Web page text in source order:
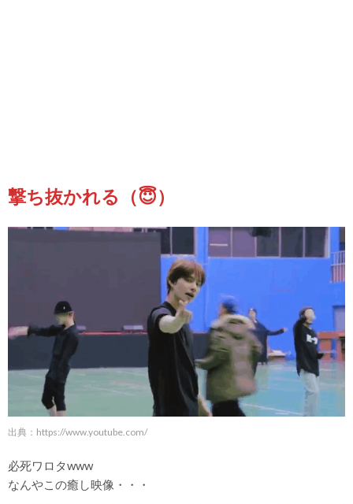
撃ち抜かれる（😇）
出典： https://www.youtube.com/
必死ワロタwww
なんやこの癒し映像・・・